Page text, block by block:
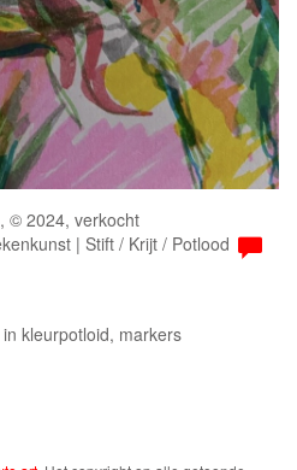
© 2024, verkocht
| Stift / Krijt / Potlood
kleurpotloid, markers